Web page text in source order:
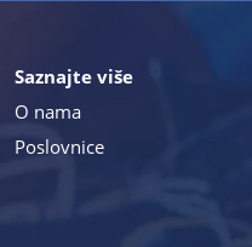
Saznajte više
O nama
Poslovnice